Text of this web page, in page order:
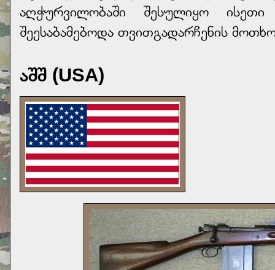
აღჭურვილობაში შესულიყო
შეესაბამებოდა თვითგადარჩენის
აშშ (USA)